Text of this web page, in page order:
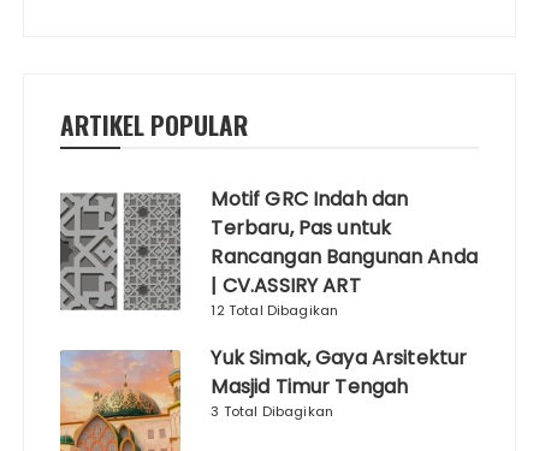
ARTIKEL POPULAR
Motif GRC Indah dan
Terbaru, Pas untuk
Rancangan Bangunan Anda
| CV.ASSIRY ART
12 Total Dibagikan
Yuk Simak, Gaya Arsitektur
Masjid Timur Tengah
3 Total Dibagikan